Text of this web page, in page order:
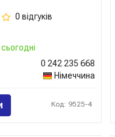
0 відгуків
0 242 235 668
Німеччина
Код: 9525-4